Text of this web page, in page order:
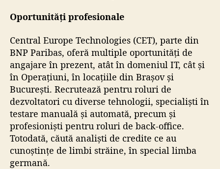
Oportunități profesionale
Central Europe Technologies (CET), parte din
BNP Paribas, oferă multiple oportunități de
angajare în prezent, atât în domeniul IT, cât și
în Operațiuni, în locațiile din Brașov și
București. Recrutează pentru roluri de
dezvoltatori cu diverse tehnologii, specialiști în
testare manuală și automată, precum și
profesioniști pentru roluri de back-office.
Totodată, căută analiști de credite ce au
cunoștințe de limbi străine, în special limba
germană.